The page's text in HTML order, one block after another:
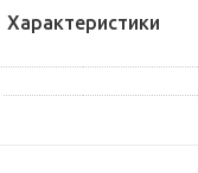
Характеристики